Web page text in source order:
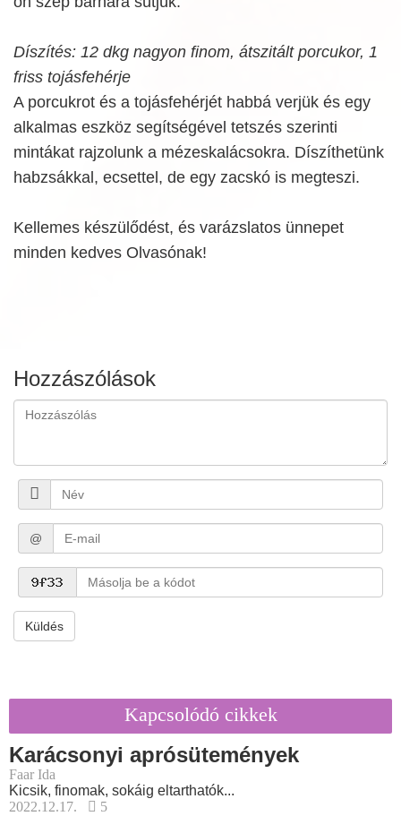
Díszítés: 12 dkg nagyon finom, átszitált porcukor, 1
friss tojásfehérje
A porcukrot és a tojásfehérjét habbá verjük és egy
alkalmas eszköz segítségével tetszés szerinti
mintákat rajzolunk a mézeskalácsokra. Díszíthetünk
habzsákkal, ecsettel, de egy zacskó is megteszi.
Kellemes készülődést, és varázslatos ünnepet
minden kedves Olvasónak!
Hozzászólások
@
Küldés
Kapcsolódó cikkek
Karácsonyi aprósütemények
Faar Ida
Kicsik, finomak, sokáig eltarthatók...
2022.12.17.
5